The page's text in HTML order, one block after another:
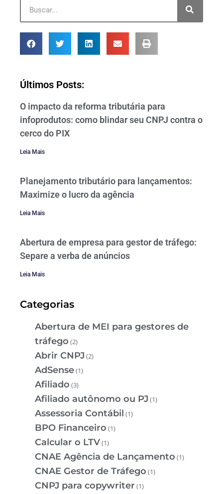
Últimos Posts:
O impacto da reforma tributária para
infoprodutos: como blindar seu CNPJ contra o
cerco do PIX
Leia Mais
Planejamento tributário para lançamentos:
Maximize o lucro da agência
Leia Mais
Abertura de empresa para gestor de tráfego:
Separe a verba de anúncios
Leia Mais
Categorias
Abertura de MEI para gestores de
tráfego (2)
Abrir CNPJ (2)
AdSense(1)
Afiliado (3)
Afiliado autônomo ou PJ (1)
Assessoria Contábil (1)
BPO Financeiro (1)
Calcular o LTV(1)
CNAE Agência de Lançamento (1)
CNAE Gestor de Tráfego (1)
CNPJ para copywriter (1)